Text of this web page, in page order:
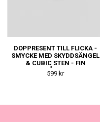
DOPPRESENT TILL FLICKA -
SMYCKE MED SKYDDSÄNGEL
& CUBIC STEN - FIN
DOPGÅVA ELLER
NAMNGIVNINGSPRESENT
599 kr